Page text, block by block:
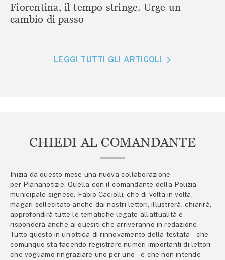
Fiorentina, il tempo stringe. Urge un
cambio di passo
LEGGI TUTTI GLI ARTICOLI
CHIEDI AL COMANDANTE
Inizia da questo mese una nuova collaborazione
per Piananotizie. Quella con il comandante della Polizia
municipale signese, Fabio Caciolli, che di volta in volta,
magari sollecitato anche dai nostri lettori, illustrerà, chiarirà,
approfondirà tutte le tematiche legate all’attualità e
risponderà anche ai quesiti che arriveranno in redazione.
Tutto questo in un’ottica di rinnovamento della testata – che
comunque sta facendo registrare numeri importanti di lettori
che vogliamo ringraziare uno per uno – e che non intende